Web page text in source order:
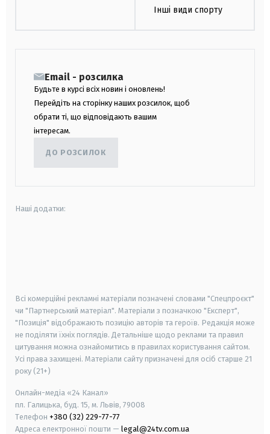
Інші види спорту
Email - розсилка
Будьте в курсі всіх новин і оновлень!
Перейдіть на сторінку наших розсилок, щоб
обрати ті, що відповідають вашим
інтересам.
ДО РОЗСИЛОК
Наші додатки:
Всі комерційні рекламні матеріали позначені словами "Спецпроєкт"
чи "Партнерський матеріал". Матеріали з позначкою "Експерт",
"Позиція" відображають позицію авторів та героїв. Редакція може
не поділяти їхніх поглядів. Детальніше щодо реклами та правил
цитування можна ознайомитись в правилах користування сайтом.
Усі права захищені. Матеріали сайту призначені для осіб старше 21
року (21+)
Онлайн-медіа «24 Канал»
пл. Галицька, буд. 15, м. Львів, 79008
Телефон +380 (32) 229-77-77
Адреса електронної пошти — legal@24tv.com.ua